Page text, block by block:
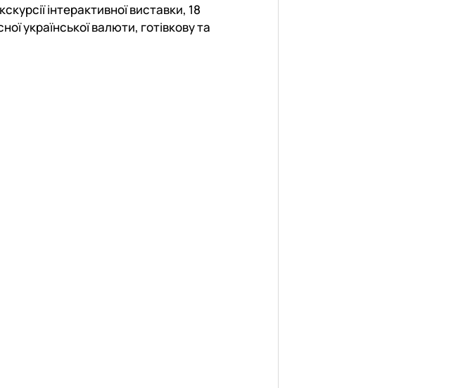
інтерактивної виставки, 18
української валюти, готівкову та